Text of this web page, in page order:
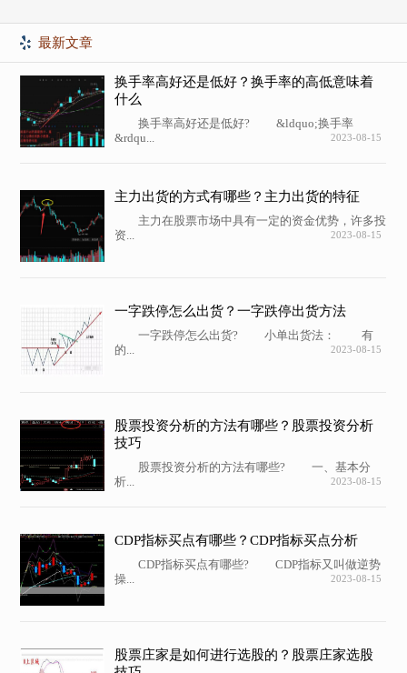
最新文章
换手率高好还是低好？换手率的高低意味着
什么
换手率高好还是低好? &ldquo;换手率
&rdqu...
2023-08-15
主力出货的方式有哪些？主力出货的特征
主力在股票市场中具有一定的资金优势，许多投
资...
2023-08-15
一字跌停怎么出货？一字跌停出货方法
一字跌停怎么出货? 小单出货法： 有
的...
2023-08-15
股票投资分析的方法有哪些？股票投资分析
技巧
股票投资分析的方法有哪些? 一、基本分
析...
2023-08-15
CDP指标买点有哪些？CDP指标买点分析
CDP指标买点有哪些? CDP指标又叫做逆势
操...
2023-08-15
股票庄家是如何进行选股的？股票庄家选股